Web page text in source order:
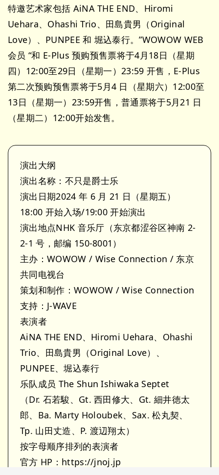
特邀艺术家包括 AiNA THE END、Hiromi
Uehara、Ohashi Trio、田島貴男（Original
Love）、PUNPEE 和 堀込泰行。”WOWOW WEB
会员 “和 E-Plus 预购预售票将于4月18日（星期
四）12:00至29日（星期一）23:59 开售，E-Plus
第二次预购预售票将于5月4 日（星期六）12:00至
13日（星期一）23:59开售，普通票将于5月21 日
（星期二）12:00开始发售。
演出大纲
演出名称：不只是爵士乐
演出日期2024 年 6 月 21 日（星期五）
18:00 开始入场/19:00 开始演出
演出地点NHK 音乐厅（东京都涩谷区神南 2-
2-1 号，邮编 150-8001）
主办：WOWOW / Wise Connection / 东京
共同电视台
策划和制作：WOWOW / Wise Connection
支持：J-WAVE
表演者
AiNA THE END、Hiromi Uehara、Ohashi
Trio、田島貴男（Original Love）、
PUNPEE、堀込泰行
乐队成员 The Shun Ishiwaka Septet
（Dr. 石若駿、Gt. 西田修大、Gt. 細井徳太
郎、Ba. Marty Holoubek、Sax. 松丸契、
Tp. 山田丈造、P. 渡辺翔太）
按字母顺序排列的表演者
官方 HP：https://jnoj.jp